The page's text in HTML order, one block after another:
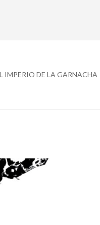
IMPERIO DE LA GARNACHA